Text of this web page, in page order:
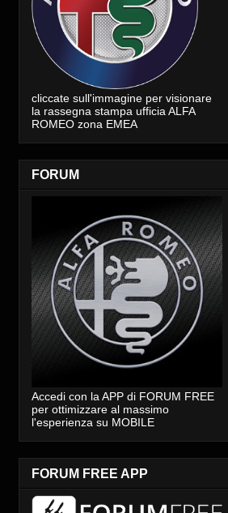
cliccate sull'immagine per visionare
la rassegna stampa ufficia ALFA
ROMEO zona EMEA
FORUM
Accedi con la APP di FORUM FREE
per ottimizzare al massimo
l'esperienza su MOBILE
FORUM FREE APP